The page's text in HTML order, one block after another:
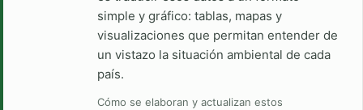
simple y gráfico: tablas, mapas y
visualizaciones que permitan entender de
un vistazo la situación ambiental de cada
país.
Cómo se elaboran y actualizan estos